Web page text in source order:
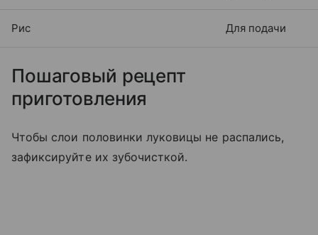
Рис Для подачи
Пошаговый рецепт
приготовления
Чтобы слои половинки луковицы не распались,
зафиксируйте их зубочисткой.